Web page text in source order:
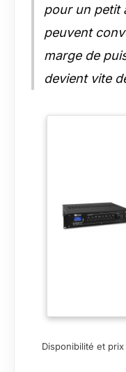
pour un petit
peuvent
marge de
devient vite
Disponibilité et